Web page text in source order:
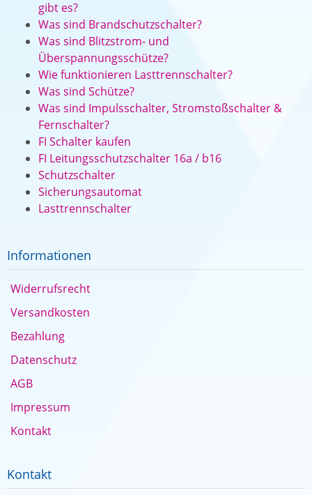
gibt es?
Was sind Brandschutzschalter?
Was sind Blitzstrom- und
Überspannungsschütze?
Wie funktionieren Lasttrennschalter?
Was sind Schütze?
Was sind Impulsschalter, Stromstoßschalter &
Fernschalter?
FI Schalter kaufen
FI Leitungsschutzschalter 16a / b16
Schutzschalter
Sicherungsautomat
Lasttrennschalter
Informationen
Widerrufsrecht
Versandkosten
Bezahlung
Datenschutz
AGB
Impressum
Kontakt
Kontakt